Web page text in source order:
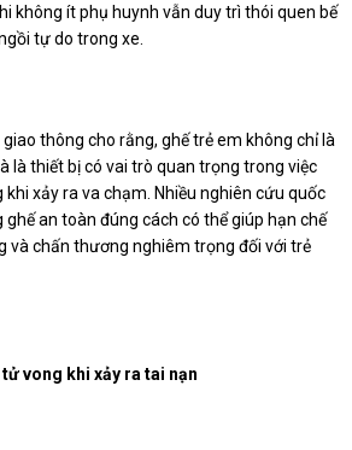
không ít phụ huynh vẫn duy trì thói quen bế
tự do trong xe.
thông cho rằng, ghế trẻ em không chỉ là
là thiết bị có vai trò quan trọng trong việc
xảy ra va chạm. Nhiều nghiên cứu quốc
ghế an toàn đúng cách có thể giúp hạn chế
và chấn thương nghiêm trọng đối với trẻ
vong khi xảy ra tai nạn